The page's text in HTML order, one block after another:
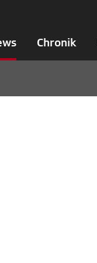
Chronik